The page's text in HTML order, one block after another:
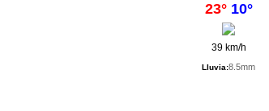
23° 10°
39 km/h
Lluvia:8.5mm